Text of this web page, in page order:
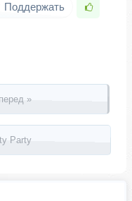
Поддержать
»
Party